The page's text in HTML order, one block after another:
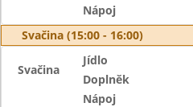
Nápoj
Svačina (15:00 - 16:00)
Svačina
Jídlo
Doplněk
Nápoj